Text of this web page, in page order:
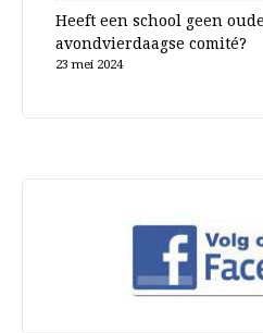
Heeft een school geen
avondvierdaagse comité?
23 mei 2024